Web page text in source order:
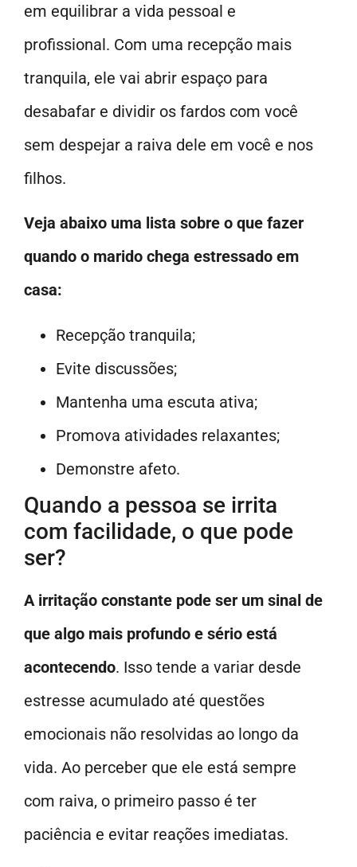
em equilibrar a vida pessoal e
profissional. Com uma recepção mais
tranquila, ele vai abrir espaço para
desabafar e dividir os fardos com você
sem despejar a raiva dele em você e nos
filhos.
Veja abaixo uma lista sobre o que fazer
quando o marido chega estressado em
casa:
Recepção tranquila;
Evite discussões;
Mantenha uma escuta ativa;
Promova atividades relaxantes;
Demonstre afeto.
Quando a pessoa se irrita
com facilidade, o que pode
ser?
A irritação constante pode ser um sinal de
que algo mais profundo e sério está
acontecendo. Isso tende a variar desde
estresse acumulado até questões
emocionais não resolvidas ao longo da
vida. Ao perceber que ele está sempre
com raiva, o primeiro passo é ter
paciência e evitar reações imediatas.